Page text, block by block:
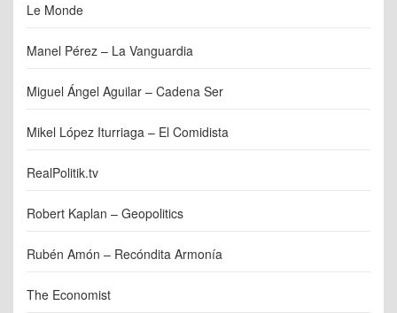
Le Monde
Manel Pérez – La Vanguardia
Miguel Ángel Aguilar – Cadena Ser
Mikel López Iturriaga – El Comidista
RealPolitik.tv
Robert Kaplan – Geopolitics
Rubén Amón – Recóndita Armonía
The Economist